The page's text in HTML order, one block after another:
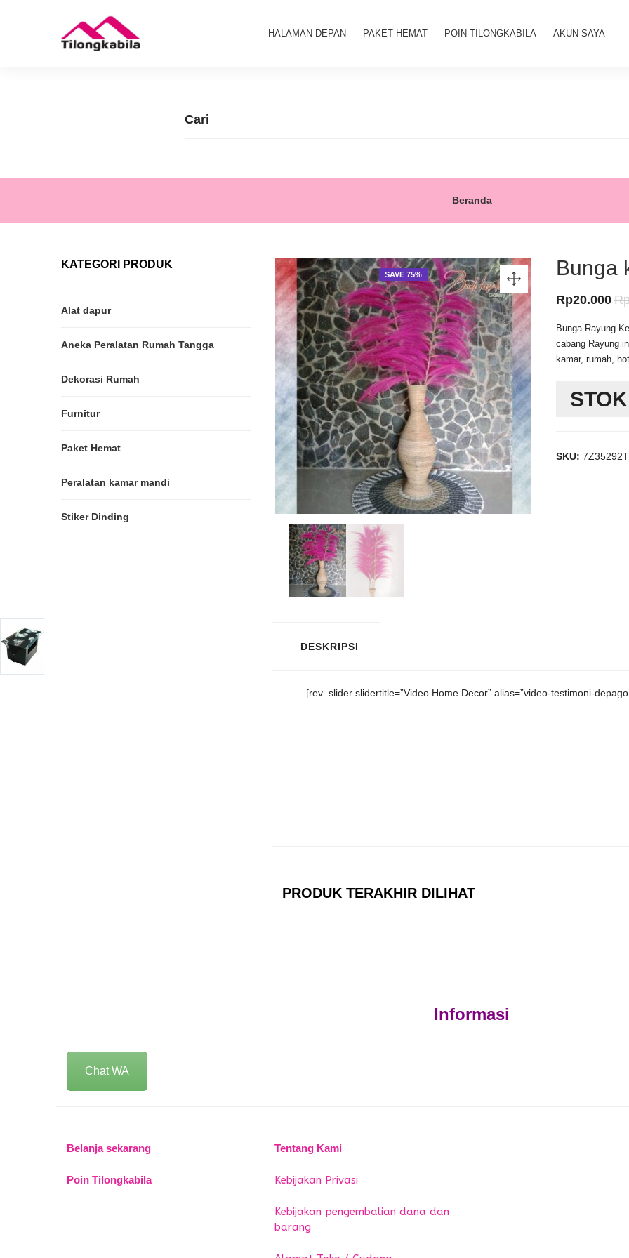
HALAMAN DEPAN PAKET HEMAT POIN TILONGKABILA AKUN SAYA
Beranda
SAVE 75% Bunga
Rp20.000
ini
Bunga Rayung
cabang Rayung
kamar, rumah,
SKU:
DESKRIPSI
[rev_slider slidertitle=”Video Home Decor” alias=”video-testimoni-
PRODUK TERAKHIR DILIHAT
KATEGORI PRODUK
Alat dapur
Aneka Peralatan Rumah Tangga
Dekorasi Rumah
Furnitur
Paket Hemat
Peralatan kamar mandi
Stiker Dinding
Informasi
Chat WA
Belanja sekarang
Poin Tilongkabila
Tentang Kami
Kebijakan Privasi
Kebijakan pengembalian dana dan
barang